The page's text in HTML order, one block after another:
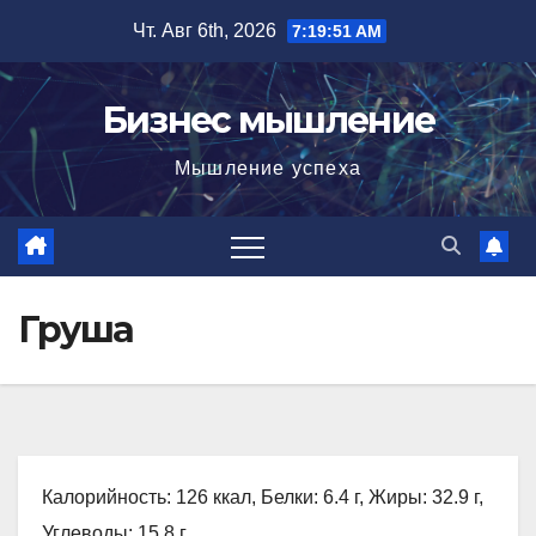
содержимому
Чт. Авг 6th, 2026 7:19:53 AM
Бизнес мышление
Мышление успеха
Груша
Калорийность: 126 ккал, Белки: 6.4 г, Жиры: 32.9 г,